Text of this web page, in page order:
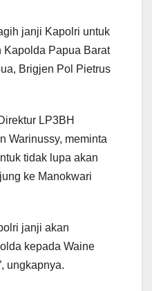
janji Kapolri untuk
Kapolda Papua Barat
Brigjen Pol Pietrus
LP3BH
Warinussy, meminta
tidak lupa akan
ke Manokwari
janji akan
kepada Waine
ungkapnya.